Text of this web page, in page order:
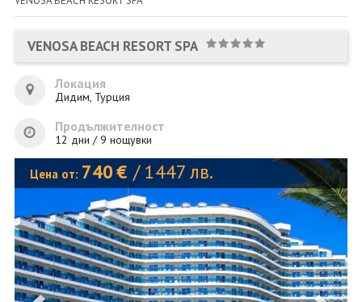
НОВА ГОДИНА
ПОЧИВКИ
КРУИЗИ
ЕКЗОТИКА
ЗА НАС
КОНТАКТИ
ФИРМЕНИ ДОКУМЕНТИ
VENOSA BEACH RESORT SPA
Локация
Дидим, Турция
Продължителност
12 дни / 9 нощувки
Цена от: 740€ / 1447 лв.